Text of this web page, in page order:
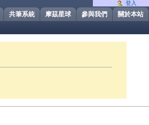
關於本站
參與我們
摩茲星球
共筆系統
登入